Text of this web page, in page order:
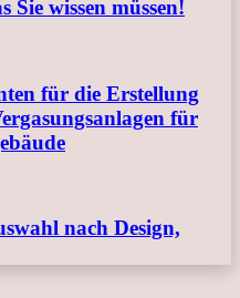
Sie wissen müssen!
für die Erstellung
für
nach Design,